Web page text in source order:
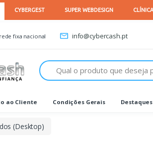
fixa nacional info@cybercash.pt
Procurar
ao Cliente Condições Gerais Destaques
(Desktop)